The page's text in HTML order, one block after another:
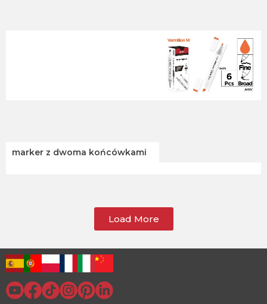
marker z dwoma końcówkami
Load More